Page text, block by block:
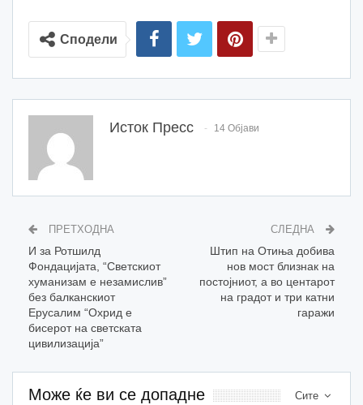
Сподели
Исток Пресс 14 Објави
ПРЕТХОДНА
И за Ротшилд
Фондацијата, “Светскиот
хуманизам е незамислив”
без балканскиот
Ерусалим “Охрид е
бисерот на светската
цивилизација”
СЛЕДНА
Штип на Отиња добива
нов мост близнак на
постојниот, а во центарот
на градот и три катни
гаражи
Сите
Може ќе ви се допадне